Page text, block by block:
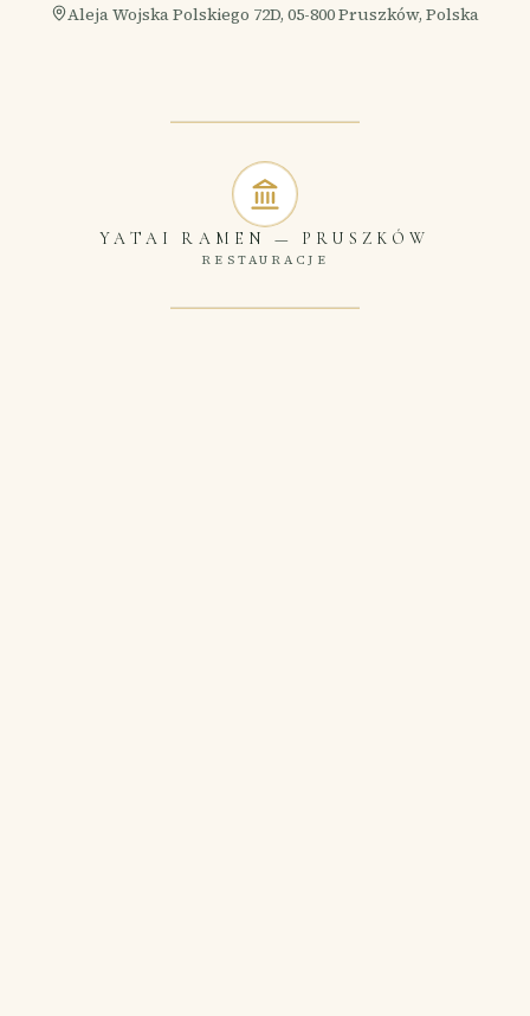
Aleja Wojska Polskiego 72D, 05-800 Pruszków, Polska
YATAI RAMEN — PRUSZKÓW
RESTAURACJE